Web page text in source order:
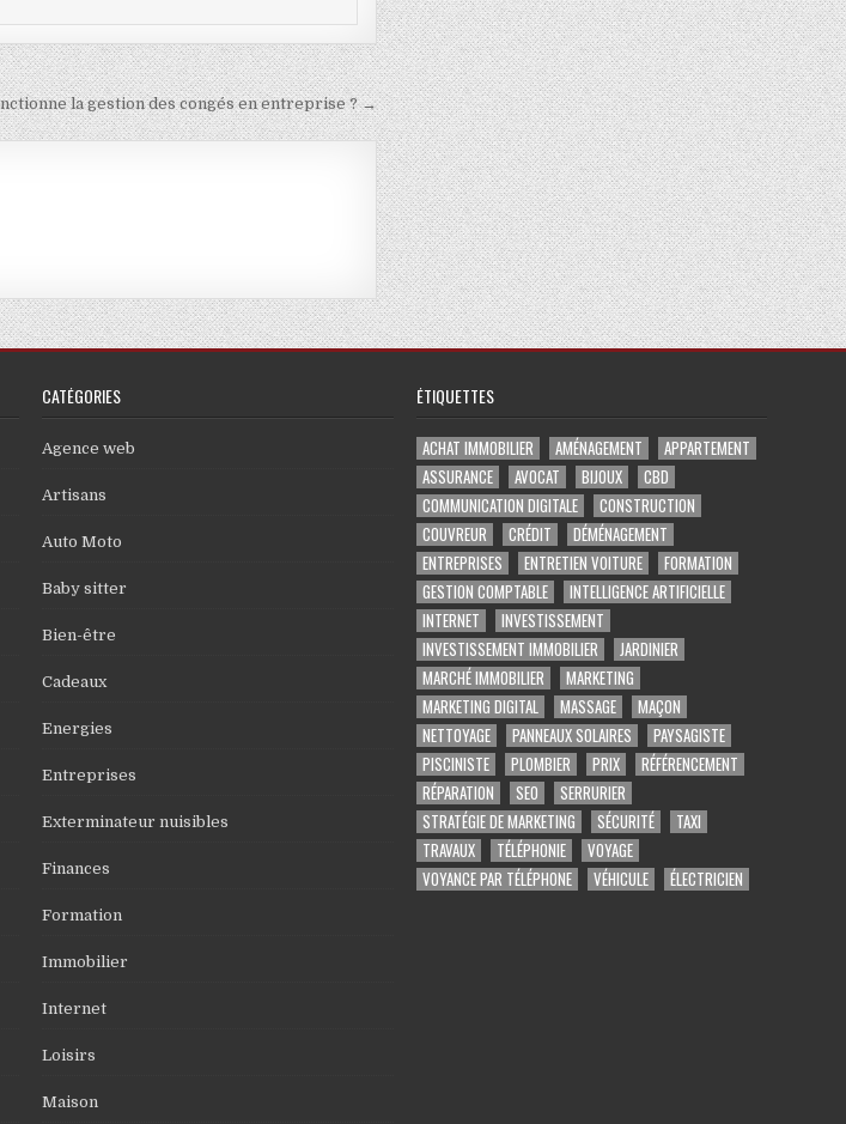
la gestion des congés en entreprise ? →
CATÉGORIES
Agence web
Artisans
Auto Moto
Baby sitter
Bien-être
Cadeaux
Energies
Entreprises
Exterminateur nuisibles
Finances
Formation
Immobilier
Internet
Loisirs
Maison
ÉTIQUETTES
ACHAT IMMOBILIER AMÉNAGEMENT
APPARTEMENT
ASSURANCE
AVOCAT BIJOUX
CBD
COMMUNICATION DIGITALE
CONSTRUCTION
COUVREUR
CRÉDIT
DÉMÉNAGEMENT
ENTREPRISES
ENTRETIEN VOITURE
FORMATION
GESTION COMPTABLE
INTELLIGENCE ARTIFICIELLE
INTERNET
INVESTISSEMENT
INVESTISSEMENT IMMOBILIER
JARDINIER
MARCHÉ IMMOBILIER
MARKETING
MARKETING DIGITAL
MASSAGE
MAÇON
NETTOYAGE
PANNEAUX SOLAIRES
PAYSAGISTE
PISCINISTE
PLOMBIER PRIX
RÉFÉRENCEMENT
RÉPARATION
SEO
SERRURIER
STRATÉGIE DE MARKETING
SÉCURITÉ
TAXI
TRAVAUX
TÉLÉPHONIE
VOYAGE
VOYANCE PAR TÉLÉPHONE
VÉHICULE ÉLECTRICIEN